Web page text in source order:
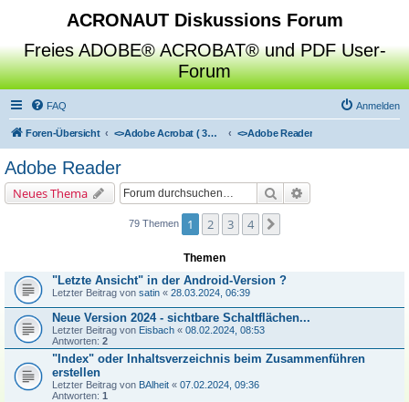
ACRONAUT Diskussions Forum
Freies ADOBE® ACROBAT® und PDF User-
Forum
FAQ Anmelden
Foren-Übersicht <>Adobe Acrobat ( 3D / Professional / Standard / Reader / Distiller ) <>Adobe Reader
Adobe Reader
Neues Thema Suche
79 Themen 1 2 3 4
Themen
"Letzte Ansicht" in der Android-Version ?
Letzter Beitrag von satin « 28.03.2024, 06:39
Neue Version 2024 - sichtbare Schaltflächen...
Letzter Beitrag von Eisbach « 08.02.2024, 08:53
Antworten: 2
"Index" oder Inhaltsverzeichnis beim Zusammenführen
erstellen
Letzter Beitrag von BAlheit « 07.02.2024, 09:36
Antworten: 1